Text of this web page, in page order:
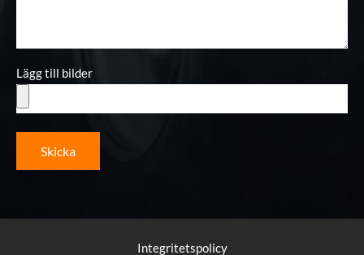
Lägg till bilder
Skicka
Integritetspolicy